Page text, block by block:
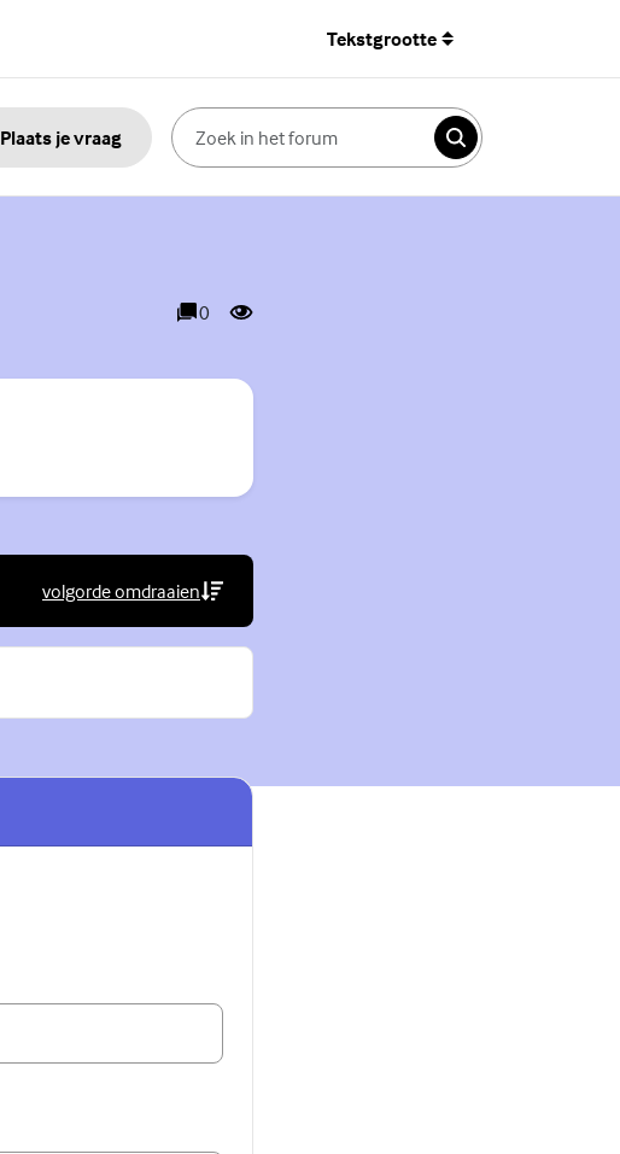
Tekstgrootte
Plaats je vraag
Zoeken
0
reactiesweergaves
volgorde omdraaien
(Externe link)